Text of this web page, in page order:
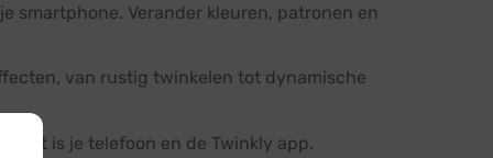
smartphone. Verander kleuren, patronen en
van rustig twinkelen tot dynamische
hebt is je telefoon en de Twinkly app.